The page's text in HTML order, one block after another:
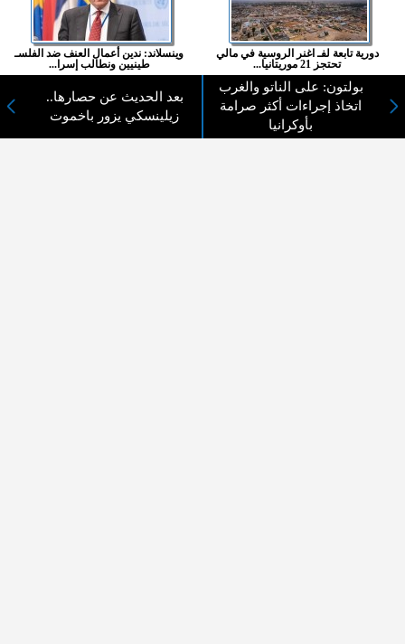
دورية تابعة لفـ اغنر الروسية في مالي
تحتجز 21 موريتانيا...
وينسلاند: ندين أعمال العنف ضد الفلسـ
طينيين ونطالب إسرا...
المزيد ...
اختيارات القراء
بولتون: على الناتو والغرب
اتخاذ إجراءات أكثر صرامة
بأوكرانيا
بعد الحديث عن حصارها..
زيلينسكي يزور باخموت